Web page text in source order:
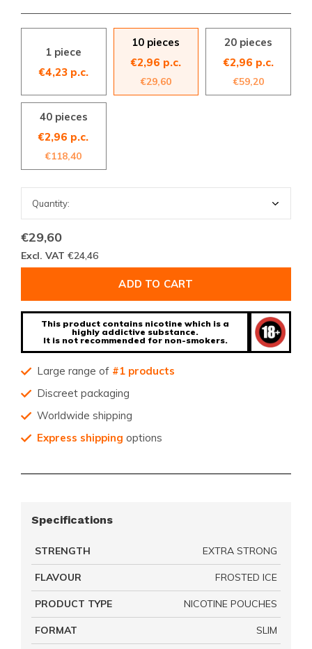
1 piece
€4,23 p.c.
10 pieces
€2,96 p.c.
€29,60
20 pieces
€2,96 p.c.
€59,20
40 pieces
€2,96 p.c.
€118,40
€29,60
Excl. VAT €24,46
ADD TO CART
This product contains nicotine which is a
highly addictive substance.
It is not recommended for non-smokers.
Large range of #1 products
Discreet packaging
Worldwide shipping
Express shipping options
Specifications
STRENGTH EXTRA STRONG
FLAVOUR FROSTED ICE
PRODUCT TYPE NICOTINE POUCHES
FORMAT SLIM